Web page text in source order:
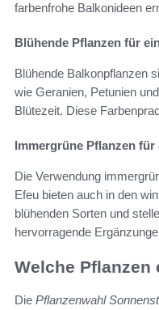
farbenfrohe Balkonideen
Blühende Pflanzen für
Blühende Balkonpflanzen
wie Geranien, Petunien
Blütezeit. Diese
Immergrüne Pflanzen für
Die Verwendung
Efeu bieten auch in den
blühenden Sorten und
hervorragende
Welche
Die Pflanzenwahl